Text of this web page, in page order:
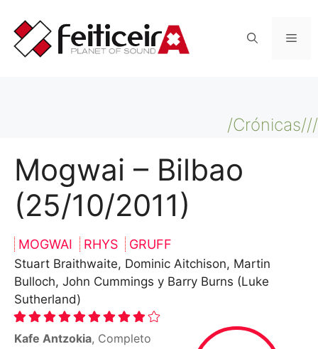
contenido
/Crónicas///
Mogwai – Bilbao
(25/10/2011)
MOGWAI RHYS GRUFF
Stuart Braithwaite, Dominic Aitchison, Martin
Bulloch, John Cummings y Barry Burns (Luke
Sutherland)
Kafe Antzokia, Completo